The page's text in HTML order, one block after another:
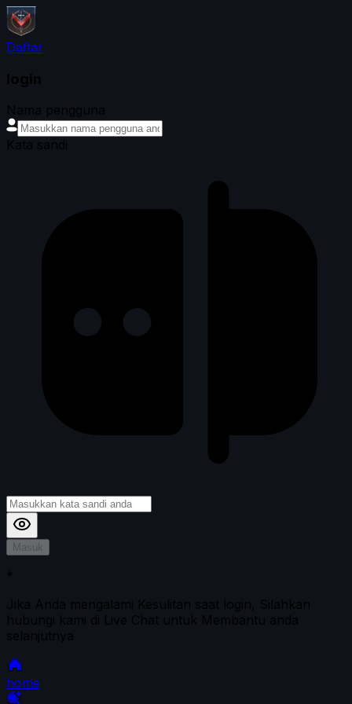
Daftar
login
Nama pengguna
Kata sandi
Masuk
*
Jika Anda mengalami Kesulitan saat login, Silahkan
hubungi kami di Live Chat untuk Membantu anda
selanjutnya
home